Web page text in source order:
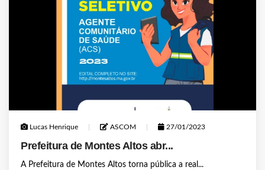
Lucas Henrique ASCOM 27/01/2023
Prefeitura de Montes Altos abr...
A Prefeitura de Montes Altos torna pública a real...